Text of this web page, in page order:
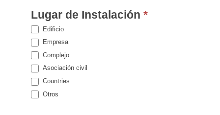
Lugar de Instalación *
Edificio
Empresa
Complejo
Asociación civil
Countries
Otros